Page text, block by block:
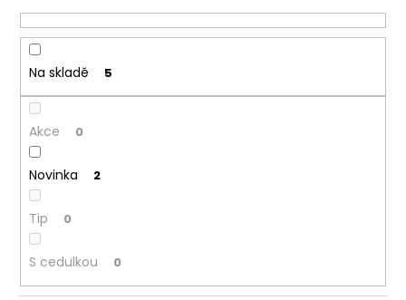
o
d
u
k
ů
Na skladě 5
Akce 0
Novinka 2
Tip 0
S cedulkou 0